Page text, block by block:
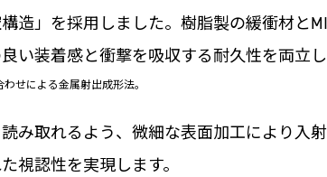
造」を採用しました。樹脂製の緩衝材と
い装着感と衝撃を吸収する耐久性を両立し
せによる金属射出成形法。
み取れるよう、微細な表面加工により入
視認性を実現します。